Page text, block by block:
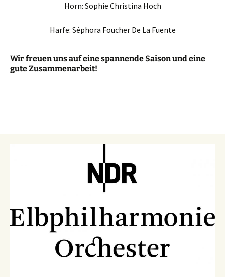
Horn: Sophie Christina Hoch
Harfe: Séphora Foucher De La Fuente
Wir freuen uns auf eine spannende Saison und eine
gute Zusammenarbeit!